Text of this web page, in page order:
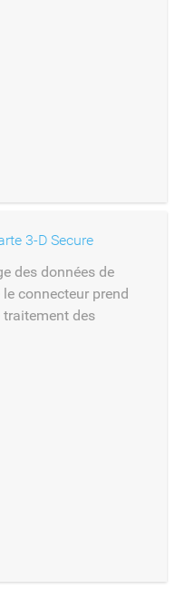
3-D Secure
des données de
connecteur prend
traitement des